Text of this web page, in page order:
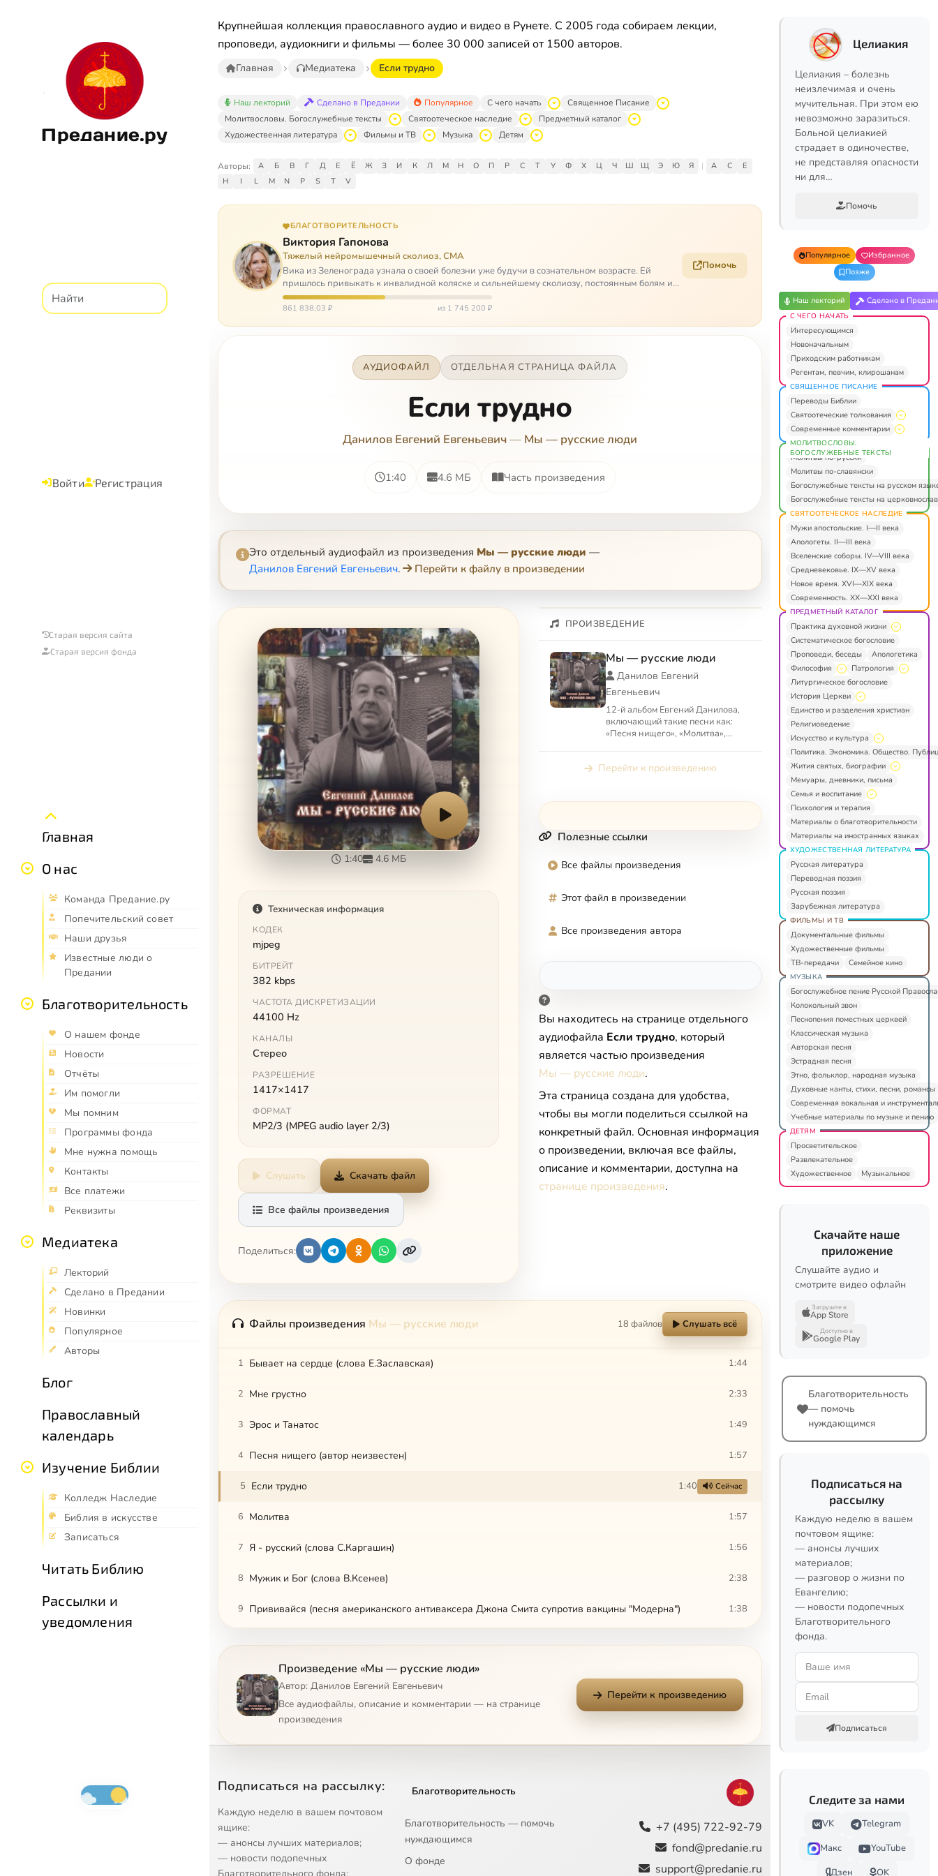
Предание.ру
Войти Регистрация
Старая версия сайта
Старая версия фонда
Главная
О нас
Команда Предание.ру
Попечительский совет
Наши друзья
Известные люди о
Предании
Благотворительность
О нашем фонде
Новости
Отчёты
Им помогли
Мы помним
Программы фонда
Мне нужна помощь
Контакты
Все платежи
Реквизиты
Медиатека
Лекторий
Сделано в Предании
Новинки
Популярное
Авторы
Блог
Православный
календарь
Изучение Библии
Колледж Наследие
Библия в искусстве
Записаться
Читать Библию
Рассылки и
уведомления
Крупнейшая коллекция православного аудио и видео в Рунете. С 2005 года собираем лекции,
проповеди, аудиокниги и фильмы — более 30 000 записей от 1500 авторов.
Главная Медиатека Если трудно
Наш лекторий Сделано в Предании Популярное С чего начать
Священное Писание
Молитвословы. Богослужебные тексты
Святоотеческое наследие
Предметный каталог
Художественная литература
Фильмы и ТВ Музыка Детям
Авторы: А Б В Г Д Е Ё Ж З И К Л М Н О П Р С Т У Ф Х Ц Ч Ш Щ Э Ю Я | A C
E
H
I L M N P S T V
БЛАГОТВОРИТЕЛЬНОСТЬ
Виктория Гапонова
Тяжелый нейромышечный сколиоз, СМА
Вика из Зеленограда узнала о своей болезни уже будучи в сознательном возрасте. Ей
пришлось привыкать к инвалидной коляске и сильнейшему сколиозу, постоянным болям и
растущей беспом…
861 838,03 ₽ из 1 745 200 ₽
Помочь
АУДИОФАЙЛ ОТДЕЛЬНАЯ СТРАНИЦА ФАЙЛА
Если трудно
Данилов Евгений Евгеньевич— Мы — русские люди
1:40 4.6 МБ Часть произведения
Это отдельный аудиофайл из произведения Мы — русские люди —
Данилов Евгений Евгеньевич. Перейти к файлу в произведении
1:40 4.6 МБ
Техническая информация
КОДЕК
mjpeg
БИТРЕЙТ
382 kbps
ЧАСТОТА ДИСКРЕТИЗАЦИИ
44100 Hz
КАНАЛЫ
Стерео
РАЗРЕШЕНИЕ
1417×1417
ФОРМАТ
MP2/3 (MPEG audio layer 2/3)
Слушать Скачать файл
Все файлы произведения
Поделиться:
ПРОИЗВЕДЕНИЕ
Мы — русские люди
Данилов Евгений
Евгеньевич
12-й альбом Евгений Данилова,
включающий такие песни как:
«Песня нищего», «Молитва»,
Перейти к произведению
Полезные ссылки
Все файлы произведения
Этот файл в произведении
Все произведения автора
Вы находитесь на странице отдельного
аудиофайла Если трудно, который
является частью произведения
Мы — русские люди.
Эта страница создана для удобства,
чтобы вы могли поделиться ссылкой на
конкретный файл. Основная информация
о произведении, включая все файлы,
описание и комментарии, доступна на
странице произведения.
Файлы произведения Мы — русские люди 18 файлов Слушать всё
1 Бывает на сердце (слова Е.Заславская) 1:44
2 Мне грустно 2:33
3 Эрос и Танатос 1:49
4 Песня нищего (автор неизвестен) 1:57
5 Если трудно 1:40 Сейчас
6 Молитва 1:57
7 Я - русский (слова С.Каргашин) 1:56
8 Мужик и Бог (слова В.Ксенев) 2:38
9 Прививайся (песня американского антиваксера Джона Смита супротив вакцины "Модерна") 1:38
Мосты округа Мэдисон
12 Скорбь Адама (слова В.Щепетков) 2:05
15 Слово мама дорогое (духовный стих 19 века) 4:27
16 Мир в огне 1:50
17 Смиренное кладбище 2:07
Произведение «Мы — русские люди»
Автор: Данилов Евгений Евгеньевич
Все аудиофайлы, описание и комментарии — на странице
произведения
Перейти к произведению
Подписаться на рассылку:
Каждую неделю в вашем почтовом
ящике:
— анонсы лучших материалов;
— новости подопечных
Благотворительность
Благотворительность — помочь
нуждающимся
О фонде
+7 (495) 722-92-79
fond@predanie.ru
support@predanie.ru
Целиакия
Целиакия – болезнь
неизлечимая и очень
мучительная. При этом ею
невозможно заразиться.
Больной целиакией
страдает в одиночестве,
не представляя опасности
ни для…
Помочь
Популярное
Избранное
Позже
Наш лекторий Сделано в
С ЧЕГО НАЧАТЬ
Интересующимся
Новоначальным
Приходским работникам
Регентам, певчим, клирошанам
СВЯЩЕННОЕ ПИСАНИЕ
Переводы Библии
Святоотеческие толкования
Современные комментарии
МОЛИТВОСЛОВЫ.
БОГОСЛУЖЕБНЫЕ ТЕКСТЫ
Молитвы по-русски
Молитвы по-славянски
Богослужебные тексты на русском
Богослужебные тексты на
СВЯТООТЕЧЕСКОЕ НАСЛЕДИЕ
Мужи апостольские. I—II века
Апологеты. II—III века
Вселенские соборы. IV—VIII века
Средневековье. IX—XV века
Новое время. XVI—XIX века
Современность. XX—XXI века
ПРЕДМЕТНЫЙ КАТАЛОГ
Практика духовной жизни
Систематическое богословие
Проповеди, беседы
Апологетика
Философия
Патрология
Литургическое богословие
История Церкви
Единство и разделения христиан
Религиоведение
Искусство и культура
Политика. Экономика. Общество.
Жития святых, биографии
Мемуары, дневники, письма
Семья и воспитание
Психология и терапия
Материалы о благотворительности
Материалы на иностранных языках
ХУДОЖЕСТВЕННАЯ ЛИТЕРАТУРА
Русская литература
Переводная поэзия
Русская поэзия
Зарубежная литература
ФИЛЬМЫ И ТВ
Документальные фильмы
Художественные фильмы
ТВ-передачи
Семейное кино
МУЗЫКА
Богослужебное пение Русской
Колокольный звон
Песнопения поместных церквей
Классическая музыка
Авторская песня
Эстрадная песня
Этно, фольклор, народная музыка
Духовные канты, стихи, песни, романсы
Современная вокальная и
Учебные материалы по музыке и пению
ДЕТЯМ
Просветительское
Развлекательное
Художественное
Музыкальное
Скачайте наше
приложение
Слушайте аудио и
смотрите видео офлайн
Загрузите в
App Store
Доступно в
Google Play
Благотворительность
— помочь
нуждающимся
Подписаться на
рассылку
Каждую неделю в вашем
почтовом ящике:
— анонсы лучших
материалов;
— разговор о жизни по
Евангелию;
— новости подопечных
Благотворительного
фонда.
Подписаться
Следите за нами
VK
Telegram
Макс
YouTube
Дзен
OK